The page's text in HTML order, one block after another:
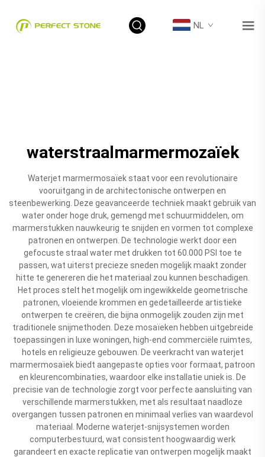
NL
waterstraalmarmermozaïek
Waterjet marmermosaïek staat voor een revolutionaire
vooruitgang in de architectonische ontwerpen en
steenbewerking. Deze geavanceerde techniek maakt gebruik van
water onder hoge druk, gemengd met schuurmiddelen, om
marmerstukken nauwkeurig te snijden en vormen tot complexe
patronen en ontwerpen. De technologie werkt door een
gefocuste straal water met drukken tot 60.000 PSI toe te
passen, wat uiterst precieze sneden mogelijk maakt zonder
hitte te genereren die het materiaal zou kunnen beschadigen.
Het proces stelt het mogelijk om ingewikkelde geometrische
patronen, vloeiende krommen en gedetailleerde artistieke
ontwerpen te creëren, die bijna onmogelijk zouden zijn met
traditionele snijmethoden. Deze mosaïeken hebben uitgebreide
toepassingen in luxe woningen, high-end commerciële ruimtes,
hotels en religieuze gebouwen. De veerkracht van waterjet
marmermosaïek biedt aangepaste opties voor formaat, patroon
en kleurencombinaties, waardoor elke installatie uniek is. De
precisie van de technologie zorgt voor perfecte aansluiting van
verschillende marmerstukken, met als resultaat naadloze
overgangen tussen patronen en minimaal verlies van waardevol
materiaal. Moderne waterjet-snijsystemen worden
computerbestuurd, wat consistent hoogwaardig werk
garandeert en exacte replicatie van ontwerpen mogelijk maakt